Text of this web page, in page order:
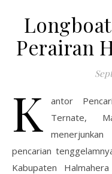
Perairan
K
antor
Ternate,
pencarian
Kabupaten